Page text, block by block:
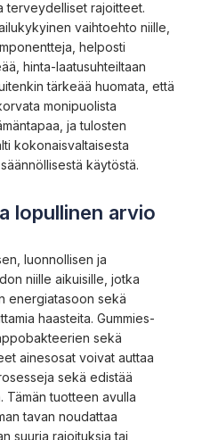
terveydelliset rajoitteet.
vaihtoehto niille,
helposti
hinta-laatusuhteiltaan
tärkeää huomata, että
monipuolista
ja tulosten
kokonaisvaltaisesta
käytöstä.
lopullinen arvio
luonnollisen ja
niille aikuisille, jotka
energiatasoon sekä
haasteita. Gummies-
sekä
ainesosat voivat auttaa
sekä edistää
Tämän tuotteen avulla
tavan noudattaa
suuria rajoituksia tai